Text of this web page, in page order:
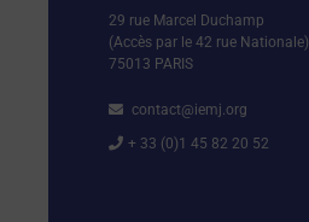
29 rue Marcel Duchamp
(Accès par le 42 rue Nationale)
75013 PARIS
contact@iemj.org
+ 33 (0)1 45 82 20 52